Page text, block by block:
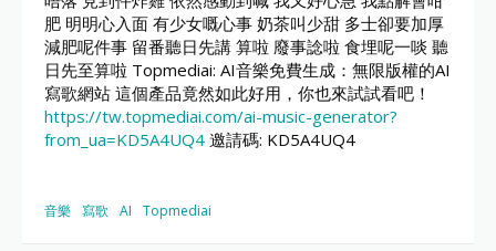
肥 明明心入面 有少女嘅心事 奶茶叫少甜 多士卻要加厚
減肥呢件事 留番聽日先講 算啦 廢事諗啦 食埋呢一啖 聽
日先至算啦 Topmediai: AI音樂免費生成：無限版權的AI
寫歌網站 這個產品竟然如此好用，你也來試試看吧！
https://tw.topmediai.com/ai-music-generator?
from_ua=KD5A4UQ4 邀請碼: KD5A4UQ4
音樂 寫歌 AI Topmediai